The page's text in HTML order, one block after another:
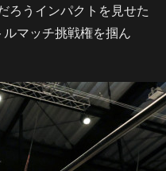
ろうインパクトを見せた
マッチ挑戦権を掴ん